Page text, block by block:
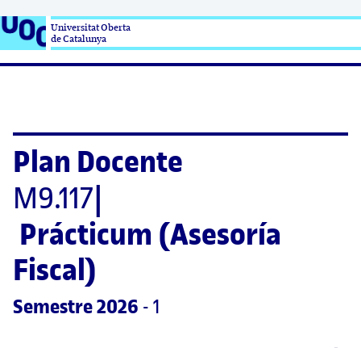
Universitat Oberta
de Catalunya
Plan Docente
M9.117
Prácticum (Asesoría
Fiscal)
Semestre 2026 - 1